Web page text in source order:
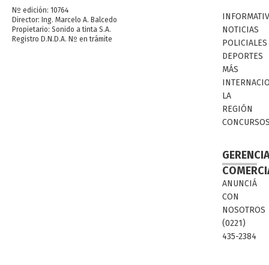
Nº edición: 10764
Director: Ing. Marcelo A. Balcedo
Propietario: Sonido a tinta S.A.
Registro D.N.D.A. Nº en trámite
NOTICIAS
POLICIALES
DEPORTES
MÁS
LA
REGIÓN
ANUNCIÁ
CON
NOSOTROS
(0221)
435-2384